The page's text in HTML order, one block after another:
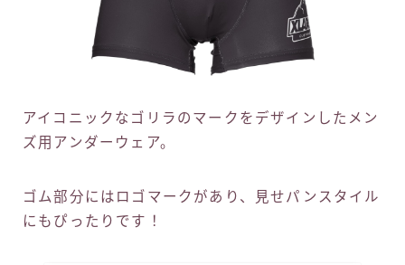
アイコニックなゴリラのマークをデザインしたメン
ズ用アンダーウェア。
ゴム部分にはロゴマークがあり、見せパンスタイル
にもぴったりです！